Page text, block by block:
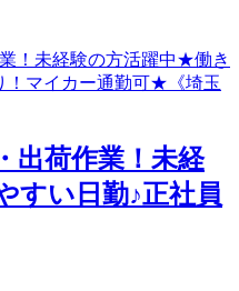
出荷作業！未経
すい日勤♪正社員